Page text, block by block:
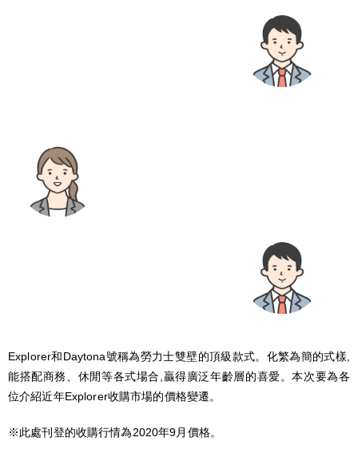
Explorer和Daytona號稱為勞力士雙壁的頂級款式。化繁為簡的式樣,
能搭配商務、休閒等各式場合,贏得廣泛年齡層的喜愛。本次要為各
位介紹近年Explorer收購市場的價格變遷。
※此處刊登的收購行情為2020年9月價格。